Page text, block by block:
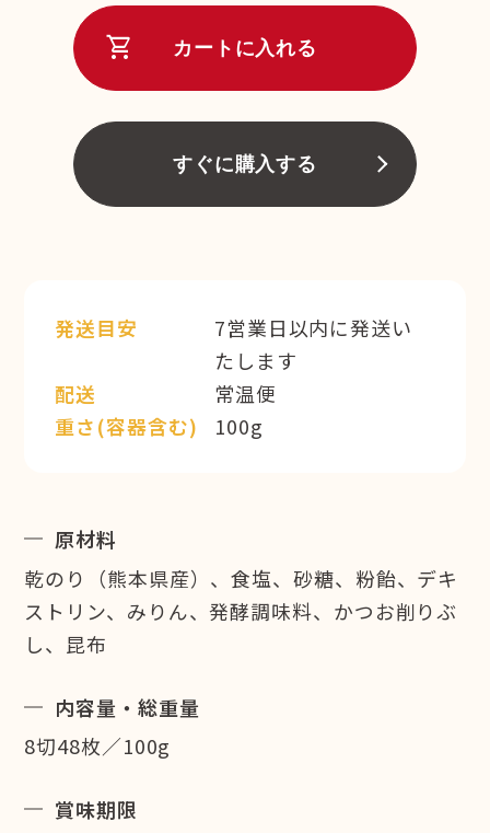
shopping_cart カートに入れる
すぐに購入する
発送目安
7営業日以内に発送い
たします
配送
常温便
重さ(容器含む)
100g
原材料
乾のり（熊本県産）、食塩、砂糖、粉飴、デキ
ストリン、みりん、発酵調味料、かつお削りぶ
し、昆布
内容量・総重量
8切48枚／100g
賞味期限